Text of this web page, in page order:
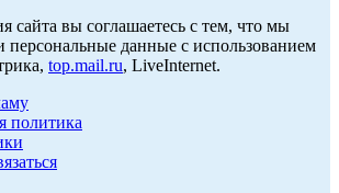
сайта вы соглашаетесь с тем, что мы
персональные данные с использованием
top.mail.ru, LiveInternet.
политика